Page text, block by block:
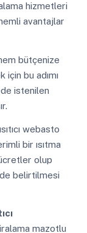
hizmetleri
avantajlar
hem bütçenize
bu adımı
istenilen
ısıtıcı webasto
bir ısıtma
olup
belirtilmesi
mazotlu